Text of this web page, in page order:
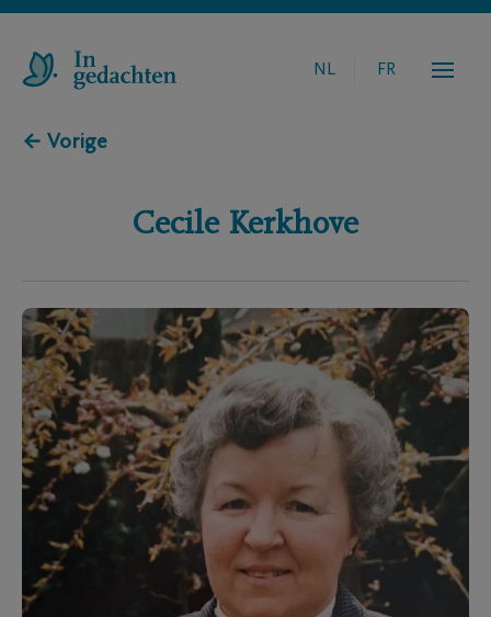
NL FR
← Vorige
Cecile Kerkhove